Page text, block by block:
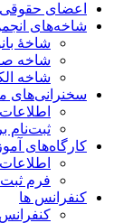
اعضای حقوقی
شاخه‌های انجمن
شاخۀ
شاخه
شاخه‌
سخنرانی‌های
اطلاعات
ثبت‌نام
کارگاه‌های
اطلاعات
فرم
کنفرانس ها
کنفرانس